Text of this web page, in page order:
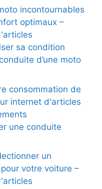
incontournables
optimaux –
sa condition
d’une moto
consommation de
internet d'articles
une conduite
un
votre voiture –